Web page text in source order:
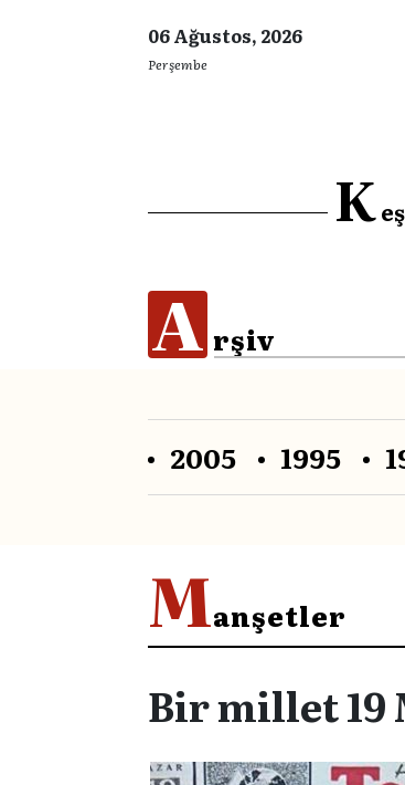
06 Ağustos, 2026
Perşembe
K
A rşiv
2005 1995
Manşetler
Bir millet 19